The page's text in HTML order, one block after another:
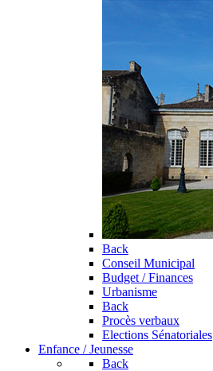
Back
Conseil Municipal
Budget / Finances
Urbanisme
Back
Procès verbaux
Elections Sénatoriales
Enfance / Jeunesse
Back